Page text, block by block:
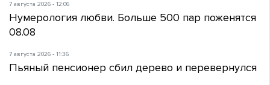
7 августа 2026 - 12:06
Нумерология любви. Больше 500 пар поженятся
08.08
7 августа 2026 - 11:36
Пьяный пенсионер сбил дерево и перевернулся